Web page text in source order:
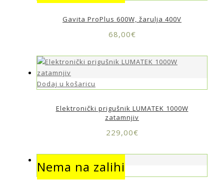
Gavita ProPlus 600W, žarulja 400V
68,00€
Dodaj u košaricu
Elektronički prigušnik LUMATEK 1000W
zatamnjiv
229,00€
Nema na zalihi
Nema na zalihi